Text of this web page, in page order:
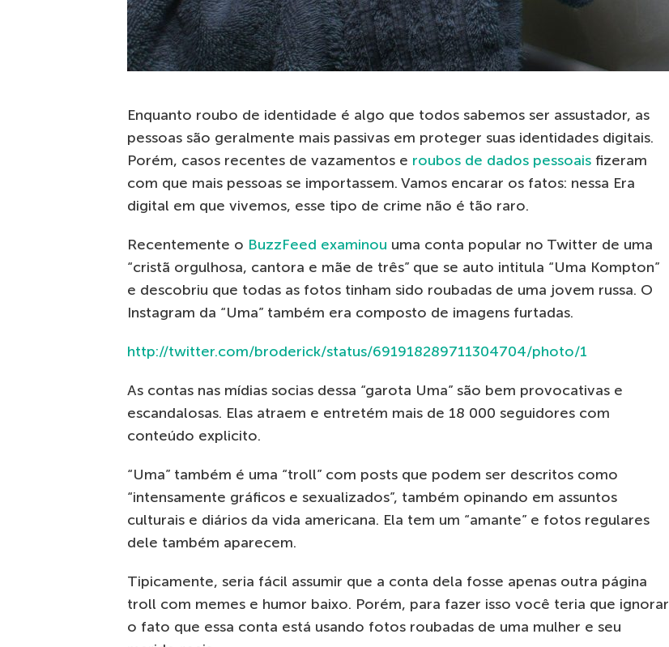
Enquanto roubo de identidade é algo que todos sabemos ser assustador, as
pessoas são geralmente mais passivas em proteger suas identidades digitais.
Porém, casos recentes de vazamentos e roubos de dados pessoais fizeram
com que mais pessoas se importassem. Vamos encarar os fatos: nessa Era
digital em que vivemos, esse tipo de crime não é tão raro.
Recentemente o BuzzFeed examinou uma conta popular no Twitter de uma
“cristã orgulhosa, cantora e mãe de três” que se auto intitula “Uma Kompton”
e descobriu que todas as fotos tinham sido roubadas de uma jovem russa. O
Instagram da “Uma” também era composto de imagens furtadas.
http://twitter.com/broderick/status/691918289711304704/photo/1
As contas nas mídias socias dessa “garota Uma” são bem provocativas e
escandalosas. Elas atraem e entretém mais de 18 000 seguidores com
conteúdo explicito.
“Uma” também é uma “troll” com posts que podem ser descritos como
“intensamente gráficos e sexualizados”, também opinando em assuntos
culturais e diários da vida americana. Ela tem um “amante” e fotos regulares
dele também aparecem.
Tipicamente, seria fácil assumir que a conta dela fosse apenas outra página
troll com memes e humor baixo. Porém, para fazer isso você teria que ignorar
o fato que essa conta está usando fotos roubadas de uma mulher e seu